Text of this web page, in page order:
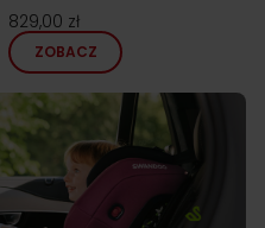
829,00 zł
ZOBACZ